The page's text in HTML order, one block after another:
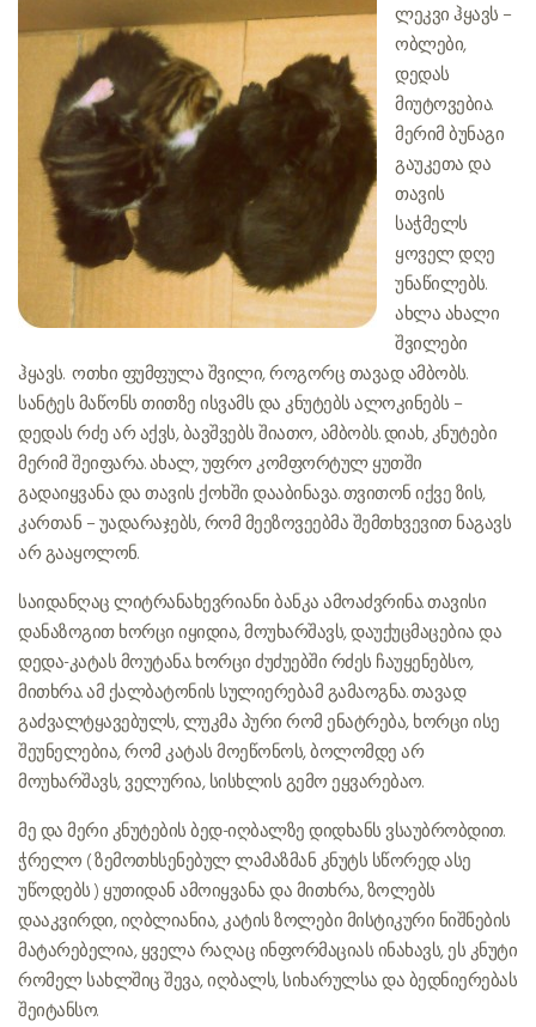
ლეკვი ჰყავს –
ობლები,
დედას
მიუტოვებია.
მერიმ ბუნაგი
გაუკეთა და
თავის
საჭმელს
ყოველ დღე
უნაწილებს.
ახლა ახალი
შვილები
ჰყავს. ოთხი ფუმფულა შვილი, როგორც თავად ამბობს.
სანტეს მაწონს თითზე ისვამს და კნუტებს ალოკინებს –
დედას რძე არ აქვს, ბავშვებს შიათო, ამბობს. დიახ, კნუტები
მერიმ შეიფარა. ახალ, უფრო კომფორტულ ყუთში
გადაიყვანა და თავის ქოხში დააბინავა. თვითონ იქვე ზის,
კართან – უადარაჯებს, რომ მეეზოვეებმა შემთხვევით ნაგავს
არ გააყოლონ.
საიდანღაც ლიტრანახევრიანი ბანკა ამოაძვრინა. თავისი
დანაზოგით ხორცი იყიდია, მოუხარშავს, დაუქუცმაცებია და
დედა-კატას მოუტანა. ხორცი ძუძუებში რძეს ჩაუყენებსო,
მითხრა. ამ ქალბატონის სულიერებამ გამაოგნა. თავად
გაძვალტყავებულს, ლუკმა პური რომ ენატრება, ხორცი ისე
შეუნელებია, რომ კატას მოეწონოს, ბოლომდე არ
მოუხარშავს, ველურია, სისხლის გემო ეყვარებაო.
მე და მერი კნუტების ბედ-იღბალზე დიდხანს ვსაუბრობდით.
ჭრელო ( ზემოთხსენებულ ლამაზმან კნუტს სწორედ ასე
უწოდებს ) ყუთიდან ამოიყვანა და მითხრა, ზოლებს
დააკვირდი, იღბლიანია, კატის ზოლები მისტიკური ნიშნების
მატარებელია, ყველა რაღაც ინფორმაციას ინახავს, ეს კნუტი
რომელ სახლშიც შევა, იღბალს, სიხარულსა და ბედნიერებას
შეიტანსო.